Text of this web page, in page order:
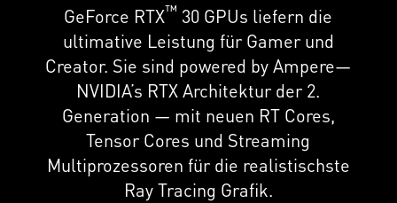
GeForce RTX™ 30 GPUs liefern die
ultimative Leistung für Gamer und
Creator. Sie sind powered by Ampere—
NVIDIA’s RTX Architektur der 2.
Generation — mit neuen RT Cores,
Tensor Cores und Streaming
Multiprozessoren für die realistischste
Ray Tracing Grafik.